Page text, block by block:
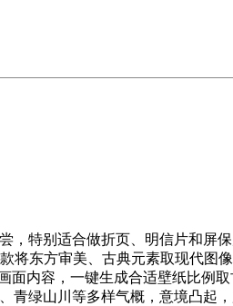
特别适合做折页、明信片和屏
东方审美、古典元素取现代图
内容，一键生成合适壁纸比例
青绿山川等多样气概，意境凸